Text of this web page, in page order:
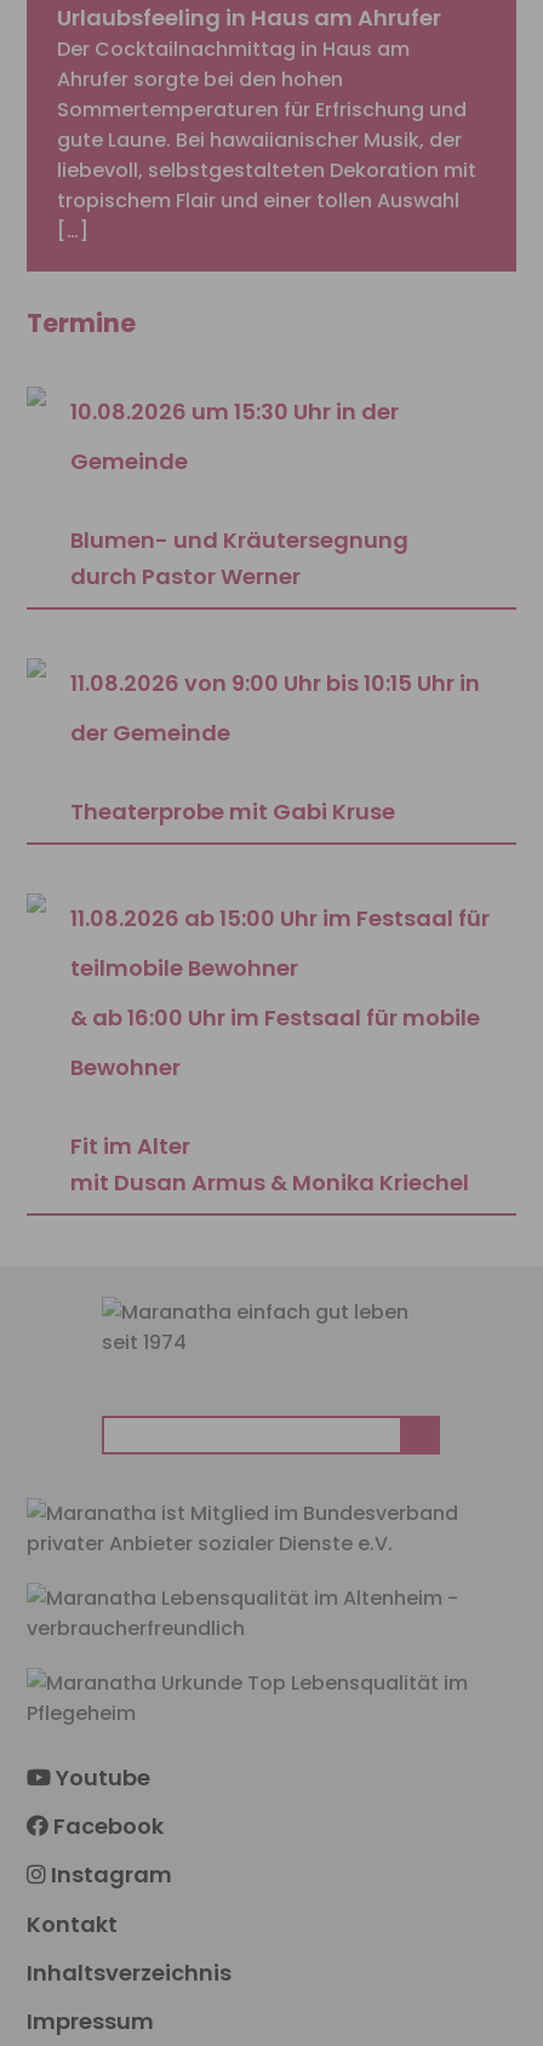
Urlaubsfeeling in Haus am Ahrufer
Der Cocktailnachmittag in Haus am
Ahrufer sorgte bei den hohen
Sommertemperaturen für Erfrischung und
gute Laune. Bei hawaiianischer Musik, der
liebevoll, selbstgestalteten Dekoration mit
tropischem Flair und einer tollen Auswahl
[…]
Termine
10.08.2026 um 15:30 Uhr in der
Gemeinde
Blumen- und Kräutersegnung
durch Pastor Werner
11.08.2026 von 9:00 Uhr bis 10:15 Uhr in
der Gemeinde
Theaterprobe mit Gabi Kruse
11.08.2026 ab 15:00 Uhr im Festsaal für
teilmobile Bewohner
& ab 16:00 Uhr im Festsaal für mobile
Bewohner
Fit im Alter
mit Dusan Armus & Monika Kriechel
nach:
Youtube
Facebook
Instagram
Kontakt
Inhaltsverzeichnis
Impressum